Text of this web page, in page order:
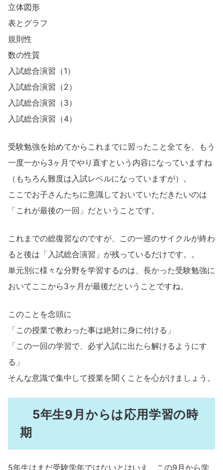
立体図形​
表とグラフ​
規則性​
数の性質​
入試総合演習（1）​
入試総合演習（2）​
入試総合演習（3）​
入試総合演習（4）​
受験勉強を始めてからこれまでに習ったこと全てを、もう
一度一から3ヶ月でやり直すという内容になっていますね
（もちろん難度は入試レベルになっていますが）。
ここでお子さんたちに意識しておいていただきたいのは
「これが最後の一回」だということです。
これまでの総復習なのですが、この一巡のサイクルが終わ
ると後は「入試総合演習」が残っているだけです。。
単元別に様々な分野を学習するのは、長かった受験勉強に
おいてここから3ヶ月が最後だということですね。
このことを念頭に
「この授業で教わった事は絶対に身に付ける」
「この一回の学習で、必ず入試に出たら解けるようにす
る」
そんな意識で集中して授業を聞くことを心がけましょう。
5年生9月からは応用学習の時
期
5年生はまだ受験学年ではないとはいえ、この9月から学